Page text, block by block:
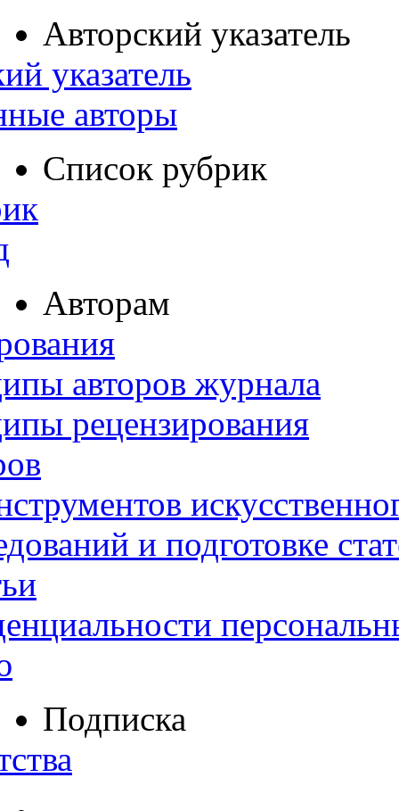
Авторский указатель
указатель
авторы
Список рубрик
Авторам
авторов журнала
рецензирования
и подготовке
Подписка